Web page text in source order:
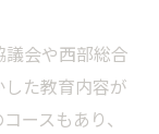
会や西部総合
た教育内容が
ースもあり、